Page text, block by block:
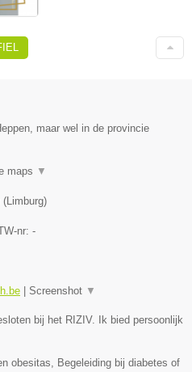
maar wel in de provincie
maps ▼
(Limburg)
nr: -
| Screenshot ▼
bij het RIZIV. Ik bied persoonlijk
obesitas, Begeleiding bij diabetes of